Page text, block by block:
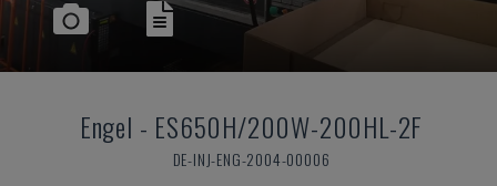
Engel - ES650H/200W-200HL-2F
DE-INJ-ENG-2004-00006